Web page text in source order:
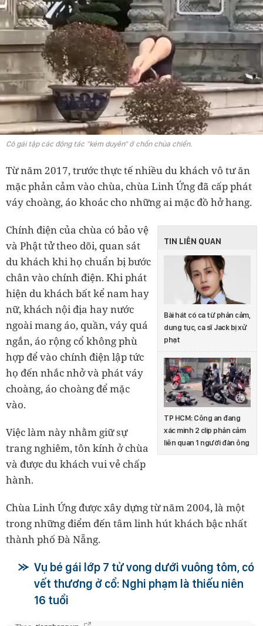
Cô gái tập các động tác "kém duyên" ở chốn chùa chiền.
Từ năm 2017, trước thực tế nhiều du khách vô tư ăn
mặc phản cảm vào chùa, chùa Linh Ứng đã cấp phát
váy choàng, áo khoác cho những ai mặc đồ hở hang.
TIN LIÊN QUAN
Bài hát có ca từ phản cảm,
dung tục, ca sĩ Jack bị xử
phạt
TP HCM: Công an đang
xác minh 2 clip phản cảm
liên quan 1 người đàn ông
Chính điện của chùa có bảo vệ
và Phật tử theo dõi, quan sát
du khách khi họ chuẩn bị bước
chân vào chính điện. Khi phát
hiện du khách bất kể nam hay
nữ, khách nội địa hay nước
ngoài mang áo, quần, váy quá
ngắn, áo rộng cổ không phù
hợp để vào chính điện lập tức
họ đến nhắc nhở và phát váy
choàng, áo choàng để mặc
vào.
Việc làm này nhằm giữ sự
trang nghiêm, tôn kính ở chùa
và được du khách vui vẻ chấp
hành.
Chùa Linh Ứng được xây dựng từ năm 2004, là một
trong những điểm đến tâm linh hút khách bậc nhất
thành phố Đà Nẵng.
Vụ bé gái lớp 7 tử vong dưới vuông tôm, có
vết thương ở cổ: Nghi phạm là thiếu niên
16 tuổi